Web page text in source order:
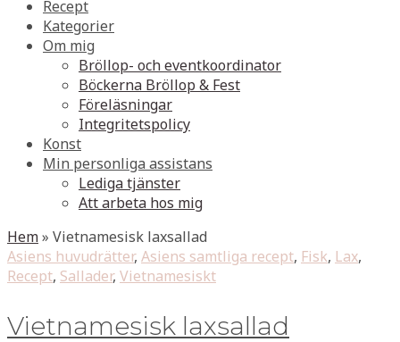
Recept
Kategorier
Om mig
Bröllop- och eventkoordinator
Böckerna Bröllop & Fest
Föreläsningar
Integritetspolicy
Konst
Min personliga assistans
Lediga tjänster
Att arbeta hos mig
Hem» Vietnamesisk laxsallad
Asiens huvudrätter, Asiens samtliga recept, Fisk, Lax,
Recept, Sallader, Vietnamesiskt
Vietnamesisk laxsallad